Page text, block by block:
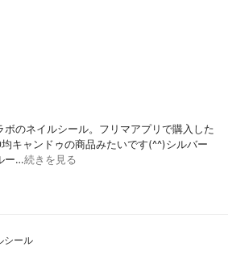
ボのネイルシール。フリマアプリで購入した
キャンドゥの商品みたいです(^^)シルバー
ー…続きを見る
シール